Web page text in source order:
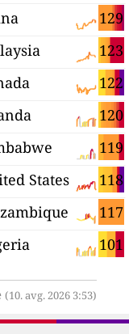
129
123
122
120
119
118
States
117
101
(10. avg. 2026 3:53)